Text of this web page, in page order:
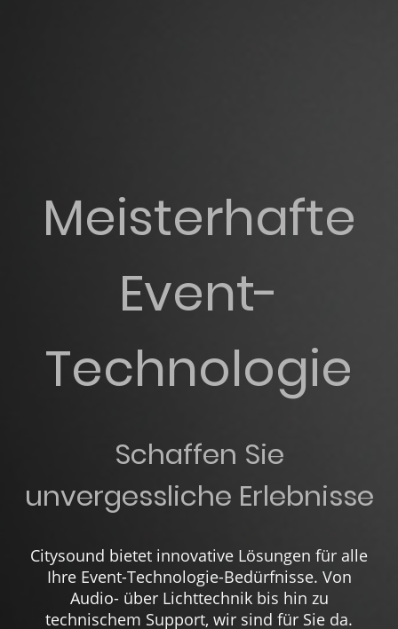
Meisterhafte
Event-
Technologie
Schaffen Sie
unvergessliche Erlebnisse
Citysound bietet innovative Lösungen für alle
Ihre Event-Technologie-Bedürfnisse. Von
Audio- über Lichttechnik bis hin zu
technischem Support, wir sind für Sie da.